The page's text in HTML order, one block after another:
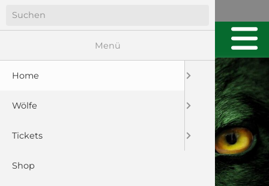
Menü
Home
Wölfe
Tickets
Shop